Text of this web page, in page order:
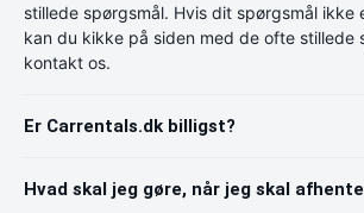
stillede spørgsmål. Hvis dit spørgsmål ikke
kan du kikke på siden med de ofte stillede
kontakt os.
Er Carrentals.dk billigst?
Hvad skal jeg gøre, når jeg skal